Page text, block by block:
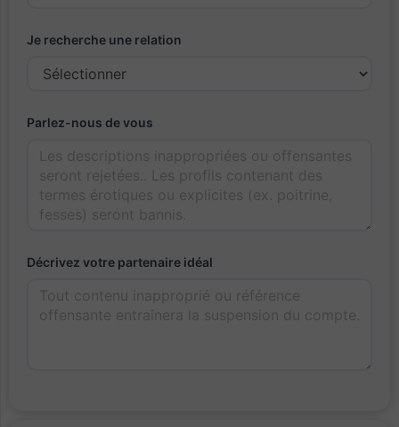
Je recherche une relation
Parlez-nous de vous
Décrivez votre partenaire idéal